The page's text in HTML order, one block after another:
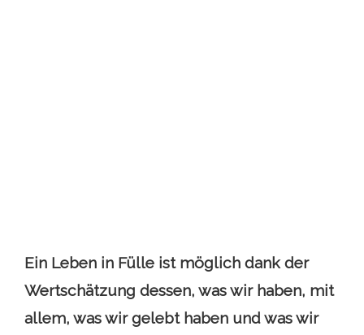
Ein Leben in Fülle ist möglich dank der
Wertschätzung dessen, was wir haben, mit
allem, was wir gelebt haben und was wir